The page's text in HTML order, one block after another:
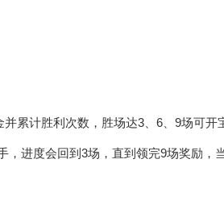
累计胜利次数，胜场达3、6、9场可开
进度会回到3场，直到领完9场奖励，